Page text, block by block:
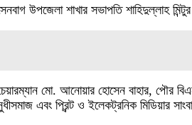
উপজেলা শাখার সভাপতি শাহিদুল্লাহ
মো. আনোয়ার হোসেন বাহার, পৌর
এবং প্রিন্ট ও ইলেকট্রনিক মিডিয়ার